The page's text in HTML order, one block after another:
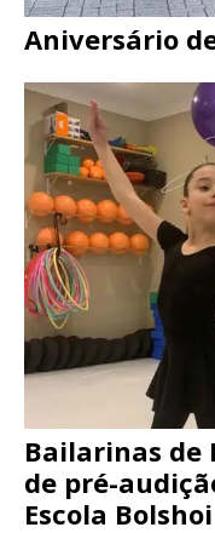
Aniversário
Bailarinas de
de pré-
Escola Bolshoi